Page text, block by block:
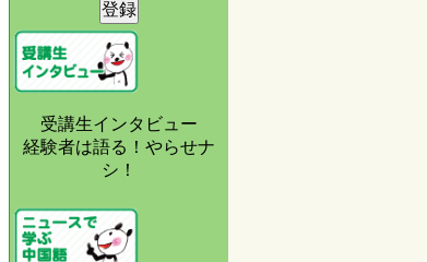
受講生インタビュー
経験者は語る！やらせナ
シ！